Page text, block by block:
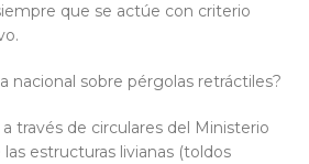
que se actúe con criterio
nacional sobre pérgolas retráctiles?
través de circulares del Ministerio
estructuras livianas (toldos